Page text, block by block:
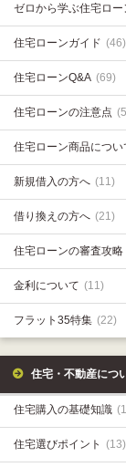
ゼロから学ぶ住宅ロー
住宅ローンガイド (46)
住宅ローンQ&A (69)
住宅ローンの注意点
住宅ローン商品につい
新規借入の方へ (11)
借り換えの方へ (21)
住宅ローンの審査攻略
金利について (11)
フラット35特集 (22)
住宅・不動産につ
住宅購入の基礎知識
住宅選びポイント (13)